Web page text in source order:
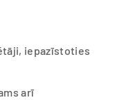
iepazīstoties
arī